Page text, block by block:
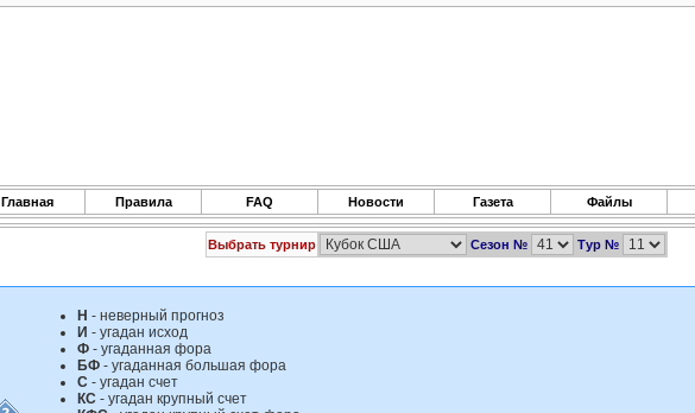
Главная Правила FAQ Новости Газета Файлы
Выбрать турнир Сезон № Тур №
Н - неверный прогноз
И - угадан исход
Ф - угаданная фора
БФ - угаданная большая фора
С - угадан счет
КС - угадан крупный счет